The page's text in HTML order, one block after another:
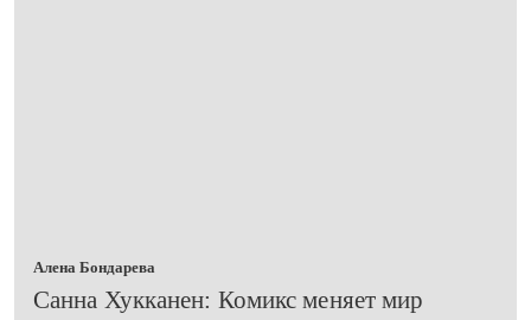
Алена Бондарева
​Санна Хукканен: Комикс меняет мир